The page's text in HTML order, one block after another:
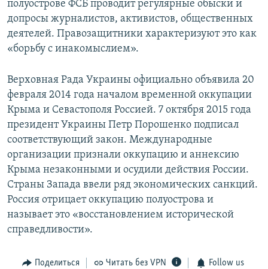
полуострове ФСБ проводит регулярные обыски и
допросы журналистов, активистов, общественных
деятелей. Правозащитники характеризуют это как
«борьбу с инакомыслием».
Верховная Рада Украины официально объявила 20
февраля 2014 года началом временной оккупации
Крыма и Севастополя Россией. 7 октября 2015 года
президент Украины Петр Порошенко подписал
соответствующий закон. Международные
организации признали оккупацию и аннексию
Крыма незаконными и осудили действия России.
Страны Запада ввели ряд экономических санкций.
Россия отрицает оккупацию полуострова и
называет это «восстановлением исторической
справедливости».
Поделиться Читать без VPN Follow us